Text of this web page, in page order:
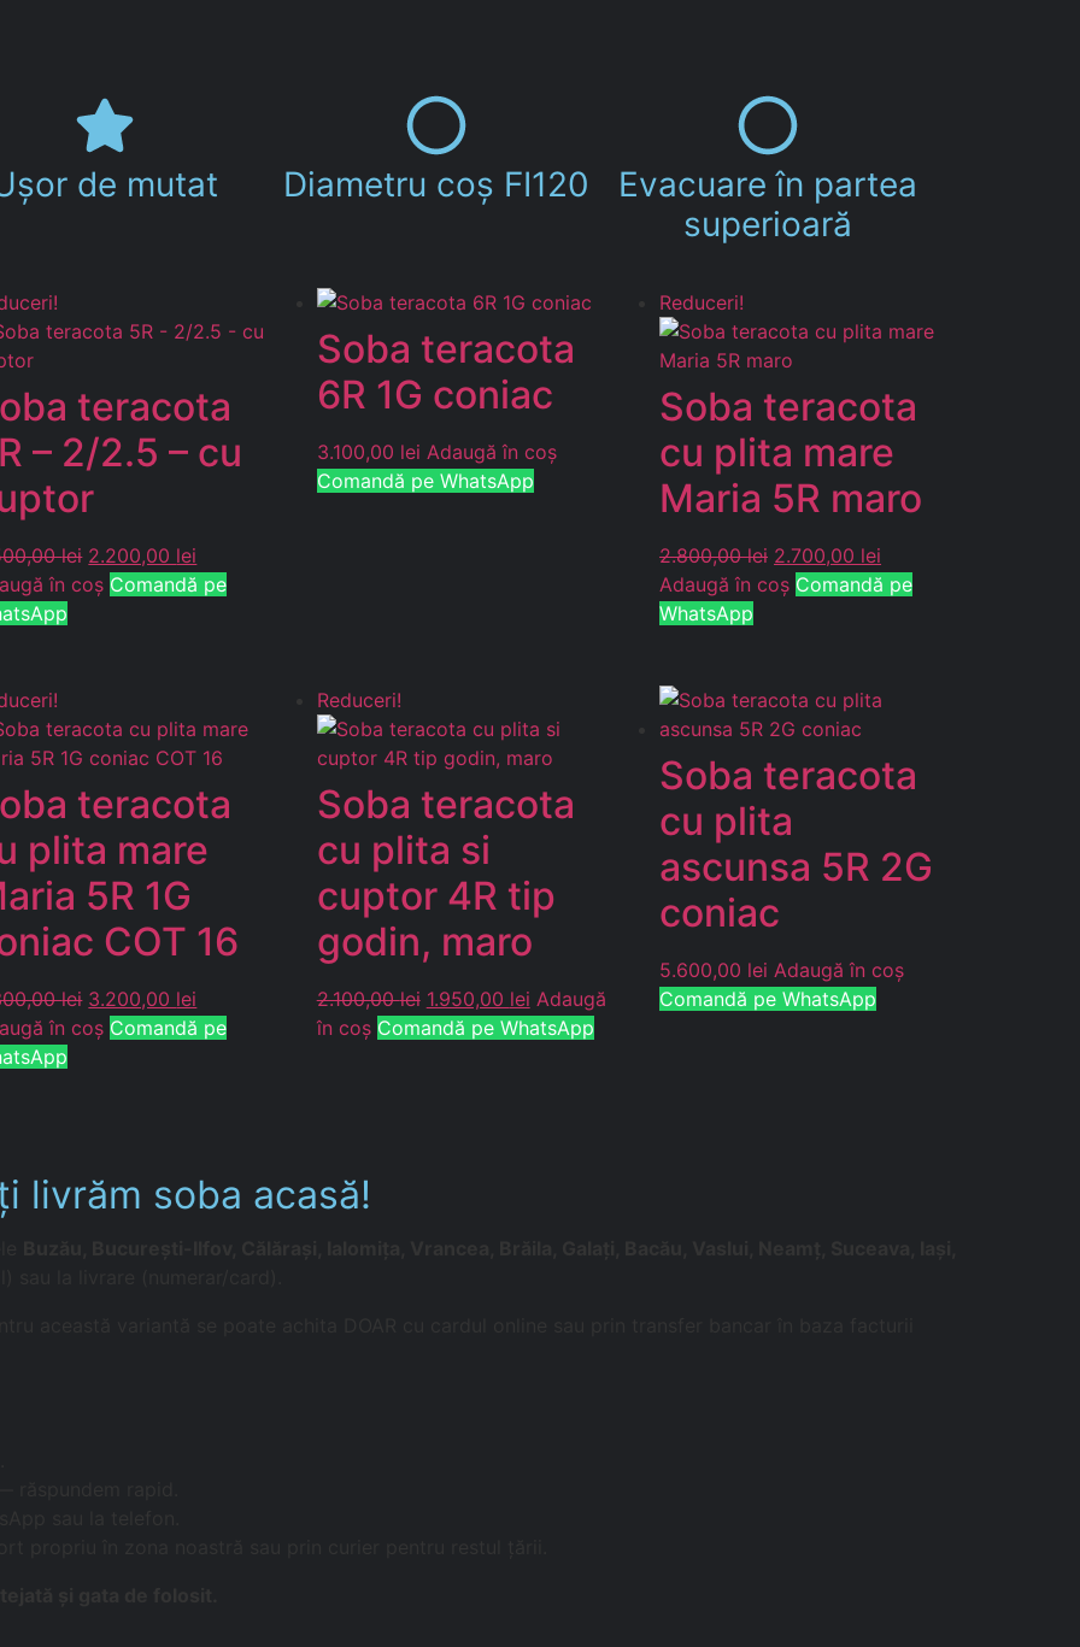
de mutat Diametru coș FI120
Evacuare în partea
superioară
teracota
– 2/2.5 – cu
lei 2.200,00 lei
în coș Comandă pe
Soba teracota
6R 1G coniac
3.100,00 lei Adaugă în coș
Comandă pe WhatsApp
Reduceri!
Soba teracota
cu plita mare
Maria 5R maro
2.800,00lei 2.700,00 lei
Adaugă în coș Comandă pe
WhatsApp
teracota
plita mare
5R 1G
COT 16
lei 3.200,00 lei
în coș Comandă pe
Reduceri!
Soba teracota
cu plita si
cuptor 4R tip
godin, maro
2.100,00lei 1.950,00 lei Adaugă
în coș Comandă pe WhatsApp
Soba teracota
cu plita
ascunsa 5R 2G
coniac
5.600,00 lei Adaugă în coș
Comandă pe WhatsApp
livrăm soba acasă!